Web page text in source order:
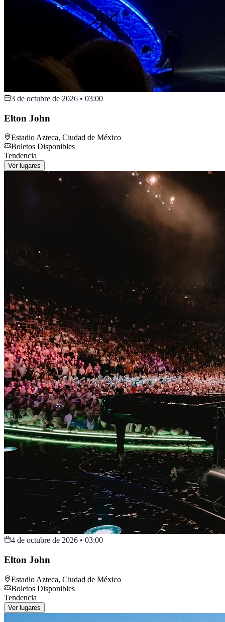
3 de octubre de 2026 • 03:00
Elton John
Estadio Azteca, Ciudad de México
Boletos Disponibles
Tendencia
Ver lugares
4 de octubre de 2026 • 03:00
Elton John
Estadio Azteca, Ciudad de México
Boletos Disponibles
Tendencia
Ver lugares